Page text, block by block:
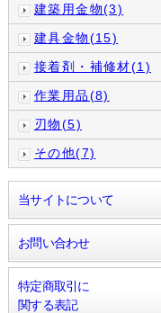
建築用金物(3)
建具金物(15)
接着剤・補修材(1)
作業用品(8)
刃物(5)
その他(7)
当サイトについて
お問い合わせ
特定商取引に
関する表記